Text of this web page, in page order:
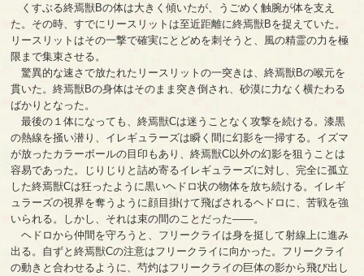
くすぶる終焉獣Bの体は大きく傾いたが、うごめく触腕が体を支え
た。その時、すでにリースリットは至近距離に終焉獣Bを捉えていた。
リースリットはその一撃で確実にとどめを刺そうと、風の精霊の力を極
限まで集束させる。
驚異的な速さで放たれたリースリットの一突きは、終焉獣Bの喉元を
貫いた。終焉獣Bの身体はそのまま突き倒され、砂漠に力なく横たわる
ばかりとなった。
最後の１体になっても、終焉獣Cは迷うことなく攻撃を続ける。漆黒
の熱線を掻い潜り、イレギュラーズは瞬く間に幻影を一掃する。イズマ
が放ったカラーボールの目印もあり、終焉獣C以外の幻影を狙うことは
容易であった。じりじりと詰め寄るイレギュラーズに対し、完全に孤立
した終焉獣Cは狂ったように黒いヘドロ状の物体を放ち続ける。イレギ
ュラーズの視界を奪うように顔目掛けて飛ばされるヘドロに、苦戦を強
いられる。しかし、それは束の間のことだった――。
ヘドロから仲間を守ろうと、フリークライは身を挺して射線上に進み
出る。自ずと終焉獣Cの注意はフリークライに向かった。フリークライ
の動きと合わせるように、芍灼はフリークライの巨体の影から飛び出し